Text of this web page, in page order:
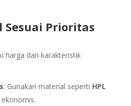
Prioritas
harga dan karakteristik
: Gunakan material seperti HPL